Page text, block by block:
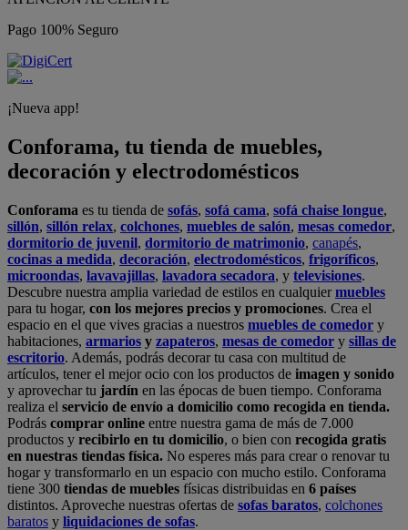
Pago 100% Seguro
¡Nueva app!
Conforama, tu tienda de muebles,
decoración y electrodomésticos
Conforama es tu tienda de sofás, sofá cama, sofá chaise longue,
sillón, sillón relax, colchones, muebles de salón, mesas comedor,
dormitorio de juvenil, dormitorio de matrimonio, canapés,
cocinas a medida, decoración, electrodomésticos, frigoríficos,
microondas, lavavajillas, lavadora secadora, y televisiones.
Descubre nuestra amplia variedad de estilos en cualquiermuebles
para tu hogar, con los mejores precios y promociones. Crea el
espacio en el que vives gracias a nuestros muebles de comedor y
habitaciones, armarios y zapateros, mesas de comedor y sillas de
escritorio. Además, podrás decorar tu casa con multitud de
artículos, tener el mejor ocio con los productos de imagen y sonido
y aprovechar tu jardín en las épocas de buen tiempo. Conforama
realiza el servicio de envío a domicilio como recogida en tienda.
Podrás comprar online entre nuestra gama de más de 7.000
productos y recibirlo en tu domicilio, o bien con recogida gratis
en nuestras tiendas física. No esperes más para crear o renovar tu
hogar y transformarlo en un espacio con mucho estilo. Conforama
tiene 300 tiendas de muebles físicas distribuidas en 6 países
distintos. Aproveche nuestras ofertas de sofas baratos, colchones
baratos y liquidaciones de sofas.